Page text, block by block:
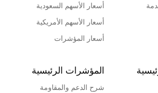
أسعار الأسهم السعودية
أسعار الأسهم الأمريكية
أسعار المؤشرات
المؤشرات الرئيسية
شرح الدعم والمقاومة